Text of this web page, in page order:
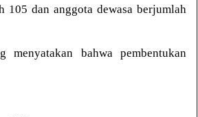
105 dan anggota dewasa berjumlah
menyatakan bahwa pembentukan